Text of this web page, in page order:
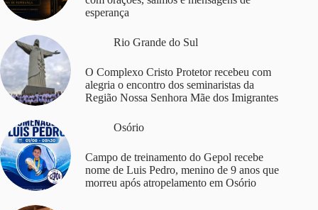
esperança
Rio Grande do Sul
O Complexo Cristo Protetor recebeu com
alegria o encontro dos seminaristas da
Região Nossa Senhora Mãe dos Imigrantes
Osório
Campo de treinamento do Gepol recebe
nome de Luis Pedro, menino de 9 anos que
morreu após atropelamento em Osório